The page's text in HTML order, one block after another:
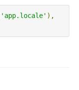
'app.locale' ),